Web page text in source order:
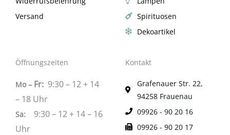
Versand
Spirituosen
Dekoartikel
Öffnungszeiten
Mo – Fr: 9:30 – 12 + 14
– 18 Uhr
Sa: 9:30 – 12 + 14 – 16
Uhr
Kontakt
Grafenauer Str. 22,
94258 Frauenau
09926 - 90 20 16
09926 - 90 20 17